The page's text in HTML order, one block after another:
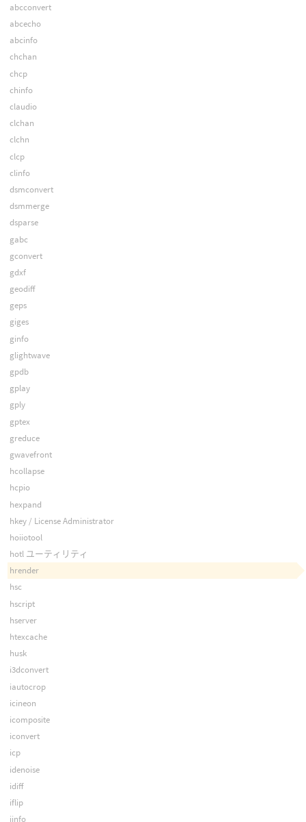
abcconvert
abcecho
abcinfo
chchan
chcp
chinfo
claudio
clchan
clchn
clcp
clinfo
dsmconvert
dsmmerge
dsparse
gabc
gconvert
gdxf
geodiff
geps
giges
ginfo
glightwave
gpdb
gplay
gply
gptex
greduce
gwavefront
hcollapse
hcpio
hexpand
hkey / License Administrator
hoiiotool
hotl ユーティリティ
hrender
hsc
hscript
hserver
htexcache
husk
i3dconvert
iautocrop
icineon
icomposite
iconvert
icp
idenoise
idiff
iflip
iinfo